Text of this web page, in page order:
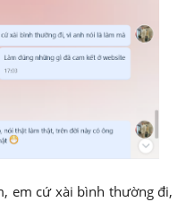
em cứ xài bình thường đi,